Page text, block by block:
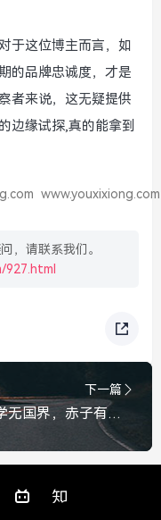
于这位博主而言，如
的品牌忠诚度，才是
者来说，这无疑提供
边缘试探,真的能拿到
www.youxixiong.com
，请联系我们。
下一篇
科学无国界，赤子有家国，科学无国界，赤子系家国